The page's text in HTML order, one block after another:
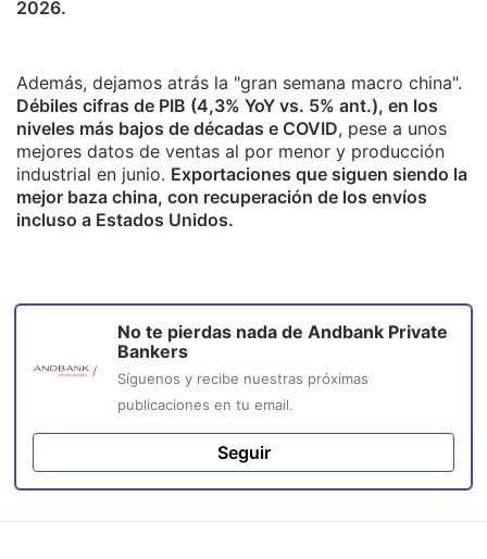
2026.
Además, dejamos atrás la "gran semana macro china".
Débiles cifras de PIB (4,3% YoY vs. 5% ant.), en los
niveles más bajos de décadas e COVID, pese a unos
mejores datos de ventas al por menor y producción
industrial en junio. Exportaciones que siguen siendo la
mejor baza china, con recuperación de los envíos
incluso a Estados Unidos.
No te pierdas nada de Andbank Private
Bankers
Síguenos y recibe nuestras próximas
publicaciones en tu email.
Seguir